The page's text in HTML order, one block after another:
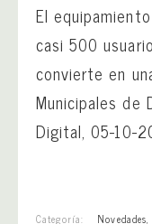
El
casi 500
convierte en
Municipales de
Digital, 05-10-
Categoría: Novedades,